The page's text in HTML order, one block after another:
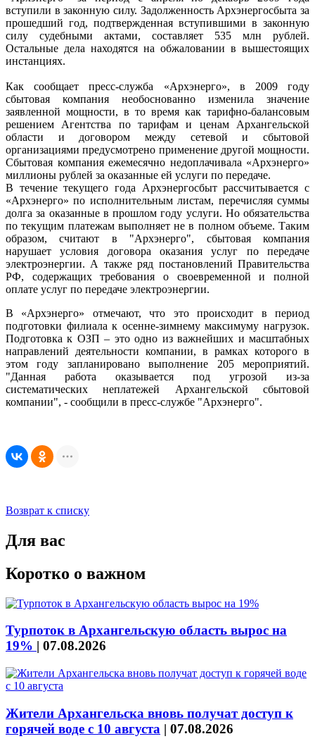
вступили в законную силу. Задолженность Архэнергосбыта за
прошедший год, подтвержденная вступившими в законную
силу судебными актами, составляет 535 млн рублей.
Остальные дела находятся на обжаловании в вышестоящих
инстанциях.
Как сообщает пресс-служба «Архэнерго», в 2009 году
сбытовая компания необоснованно изменила значение
заявленной мощности, в то время как тарифно-балансовым
решением Агентства по тарифам и ценам Архангельской
области и договором между сетевой и сбытовой
организациями предусмотрено применение другой мощности.
Сбытовая компания ежемесячно недоплачивала «Архэнерго»
миллионы рублей за оказанные ей услуги по передаче.
В течение текущего года Архэнергосбыт рассчитывается с
«Архэнерго» по исполнительным листам, перечисляя суммы
долга за оказанные в прошлом году услуги. Но обязательства
по текущим платежам выполняет не в полном объеме. Таким
образом, считают в "Архэнерго", сбытовая компания
нарушает условия договора оказания услуг по передаче
электроэнергии. А также ряд постановлений Правительства
РФ, содержащих требования о своевременной и полной
оплате услуг по передаче электроэнергии.
В «Архэнерго» отмечают, что это происходит в период
подготовки филиала к осенне-зимнему максимуму нагрузок.
Подготовка к ОЗП – это одно из важнейших и масштабных
направлений деятельности компании, в рамках которого в
этом году запланировано выполнение 205 мероприятий.
"Данная работа оказывается под угрозой из-за
систематических неплатежей Архангельской сбытовой
компании", - сообщили в пресс-службе "Архэнерго".
Возврат к списку
Для вас
Коротко о важном
Турпоток в Архангельскую область вырос на
19% | 07.08.2026
Жители Архангельска вновь получат доступ к
горячей воде с 10 августа | 07.08.2026